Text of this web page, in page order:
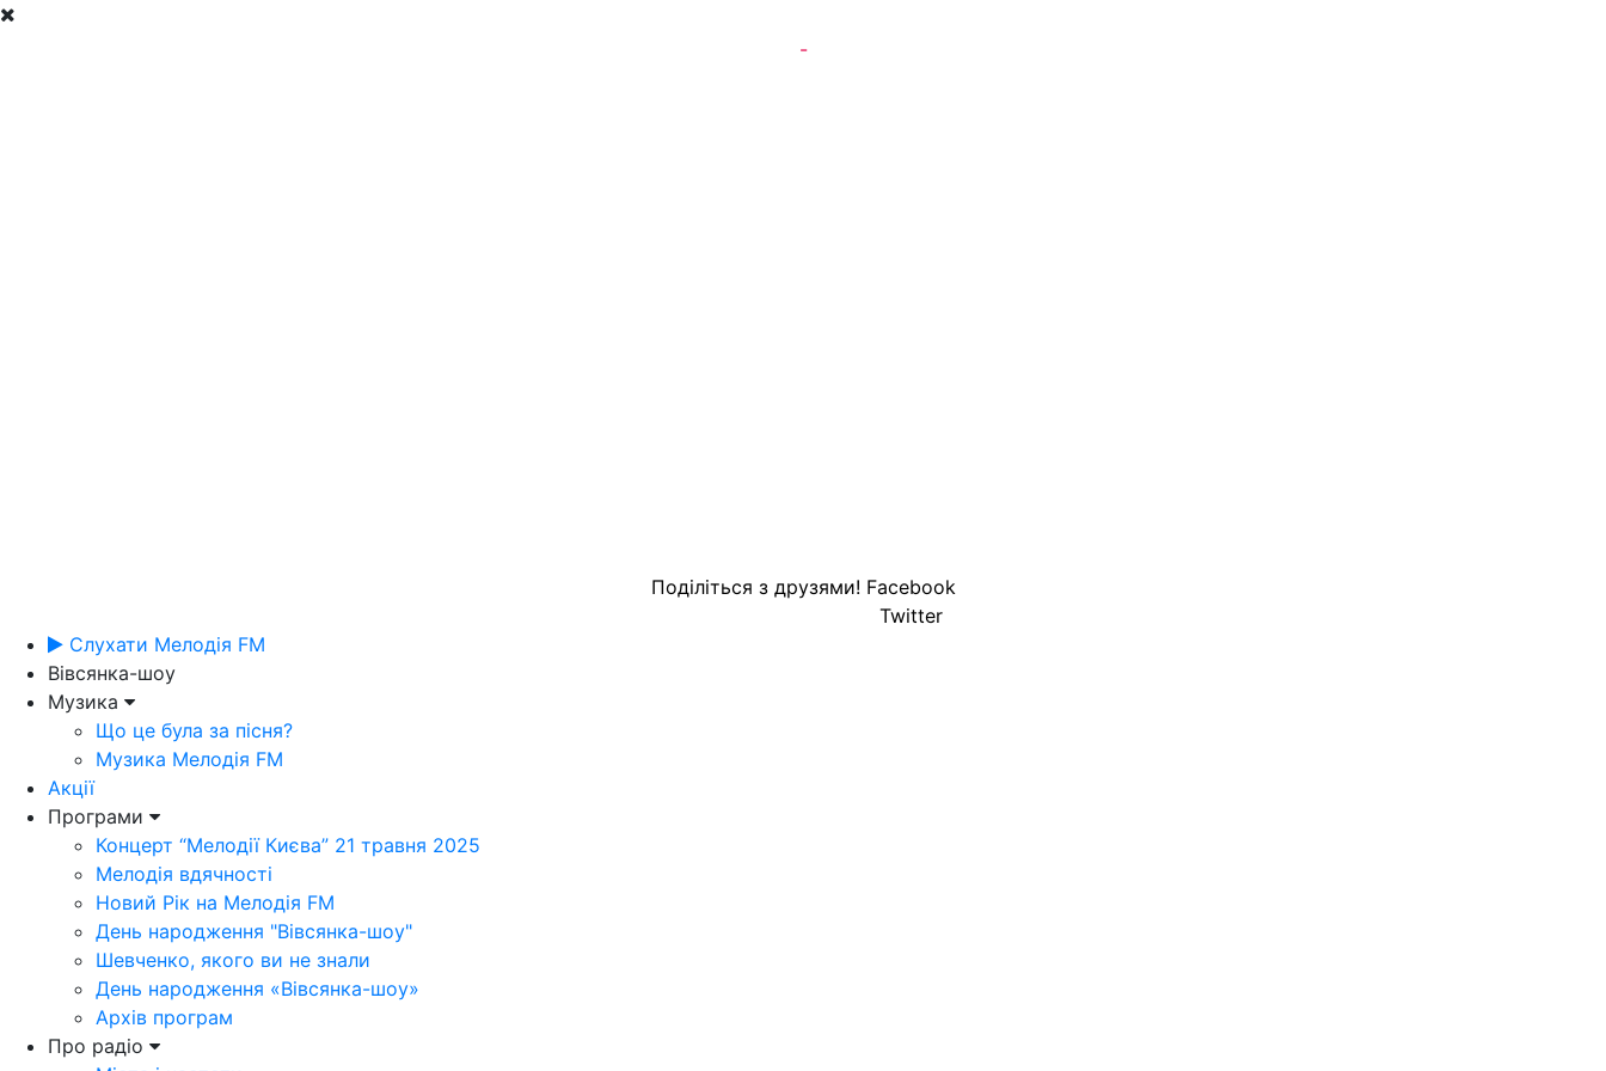
-
Поділіться з друзями! Facebook
Twitter
Слухати Мелодія FM
Вівсянка-шоу
Музика
Що це була за пісня?
Музика Мелодія FM
Акції
Програми
Концерт “Мелодії Києва” 21 травня 2025
Мелодія вдячності
Новий Рік на Мелодія FM
День народження "Вівсянка-шоу"
Шевченко, якого ви не знали
День народження «Вівсянка-шоу»
Архів програм
Про радіо